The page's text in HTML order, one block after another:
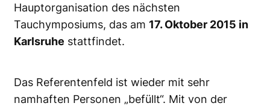
Hauptorganisation des nächsten
Tauchymposiums, das am 17. Oktober 2015 in
Karlsruhe stattfindet.
Das Referentenfeld ist wieder mit sehr
namhaften Personen „befüllt“. Mit von der